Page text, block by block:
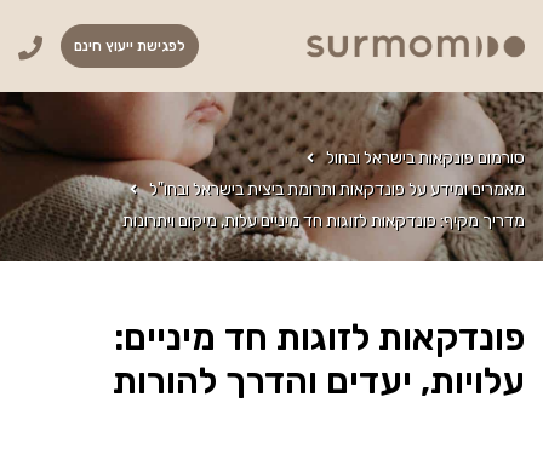
לפגישת ייעוץ חינם
סורמום פונקאות בישראל ובחול
מאמרים ומידע על פונדקאות ותרומת ביצית בישראל ובחו"ל
מדריך מקיף: פונדקאות לזוגות חד מיניים עלות, מיקום ויתרונות
פונדקאות לזוגות חד מיניים:
עלויות, יעדים והדרך להורות